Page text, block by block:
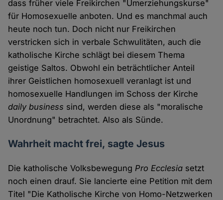
dass früher viele Freikirchen "Umerziehungskurse"
für Homosexuelle anboten. Und es manchmal auch
heute noch tun. Doch nicht nur Freikirchen
verstricken sich in verbale Schwulitäten, auch die
katholische Kirche schlägt bei diesem Thema
geistige Saltos. Obwohl ein beträchtlicher Anteil
ihrer Geistlichen homosexuell veranlagt ist und
homosexuelle Handlungen im Schoss der Kirche
daily business sind, werden diese als "moralische
Unordnung" betrachtet. Also als Sünde.
Wahrheit macht frei, sagte Jesus
Die katholische VolksbewegungPro Ecclesia setzt
noch einen drauf. Sie lancierte eine Petition mit dem
Titel "Die Katholische Kirche von Homo-Netzwerken